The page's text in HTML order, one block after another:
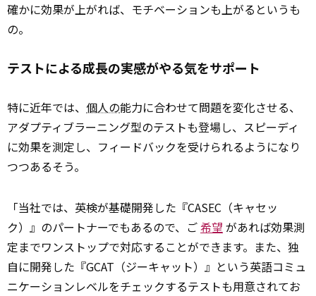
確かに効果が上がれば、モチベーションも上がるというも
の。
テストによる成長の実感がやる気をサポート
特に近年では、 個人の能力に合わせて問題を変化させる、
アダプティブラーニング型のテストも登場し、スピーディ
に効果を測定し、フィードバックを受けられるようになり
つつあるそう。
「当社では、英検が基礎開発した『CASEC（キャセッ
ク）』のパートナーでもあるので、ご希望 があれば効果測
定までワンストップで対応することができます。また、独
自に開発した『GCAT（ジーキャット）』という英語コミュ
ニケーションレベルをチェックするテストも用意されてお